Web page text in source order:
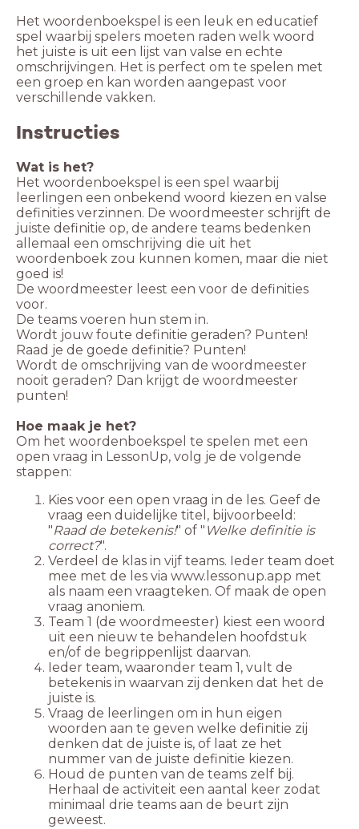
Het woordenboekspel is een leuk en educatief
spel waarbij spelers moeten raden welk woord
het juiste is uit een lijst van valse en echte
omschrijvingen. Het is perfect om te spelen met
een groep en kan worden aangepast voor
verschillende vakken.
Instructies
Wat is het?
Het woordenboekspel is een spel waarbij
leerlingen een onbekend woord kiezen en valse
definities verzinnen. De woordmeester schrijft de
juiste definitie op, de andere teams bedenken
allemaal een omschrijving die uit het
woordenboek zou kunnen komen, maar die niet
De woordmeester leest een voor de definities
Wordt jouw foute definitie geraden? Punten!
Raad je de goede definitie? Punten!
Wordt de omschrijving van de woordmeester
nooit geraden? Dan krijgt de woordmeester
punten!
Hoe maak je het?
Om het woordenboekspel te spelen met een
open vraag in LessonUp, volg je de volgende
stappen:
Kies voor een open vraag in de les. Geef de
vraag een duidelijke titel, bijvoorbeeld:
"Raad de betekenis!" of " Welke definitie is
correct?".
Verdeel de klas in vijf teams. Ieder team doet
mee met de les via www.lessonup.app met
als naam een vraagteken. Of maak de open
vraag anoniem.
Team 1 (de woordmeester) kiest een woord
uit een nieuw te behandelen hoofdstuk
en/of de begrippenlijst daarvan.
Ieder team, waaronder team 1, vult de
betekenis in waarvan zij denken dat het de
juiste is.
Vraag de leerlingen om in hun eigen
woorden aan te geven welke definitie zij
denken dat de juiste is, of laat ze het
nummer van de juiste definitie kiezen.
Houd de punten van de teams zelf bij.
Herhaal de activiteit een aantal keer zodat
minimaal drie teams aan de beurt zijn
geweest.